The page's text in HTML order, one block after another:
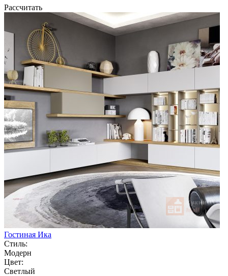
Рассчитать
Гостиная Ика
Стиль:
Модерн
Цвет:
Светлый